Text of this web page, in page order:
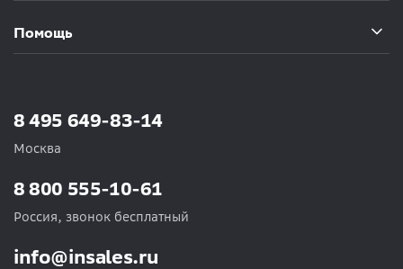
Помощь
8 495 649-83-14
Москва
info@insales.ru
8 800 555-10-61
Россия, звонок бесплатный